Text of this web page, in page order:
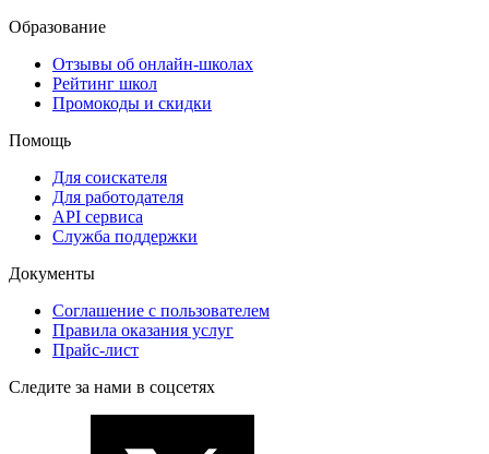
Образование
Отзывы об онлайн-школах
Рейтинг школ
Промокоды и скидки
Помощь
Для соискателя
Для работодателя
API сервиса
Служба поддержки
Документы
Соглашение с пользователем
Правила оказания услуг
Прайс-лист
Следите за нами в соцсетях